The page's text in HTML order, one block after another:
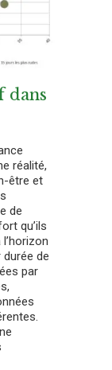
dans
réalité,
être et
de
qu’ils
de
par